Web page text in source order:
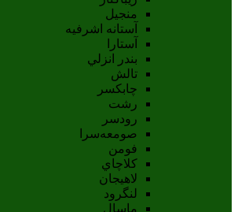
منجیل
آستانه اشرفيه
آستارا
بندر انزلي
تالش
چابکسر
رشت
رودسر
صومعه‌سرا
فومن
کلاچاي
لاهيجان
لنگرود
ماسال